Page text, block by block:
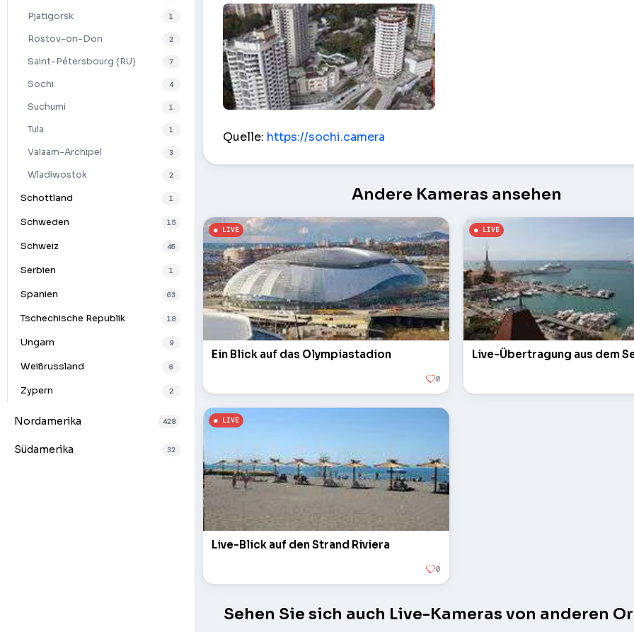
Pjatigorsk 1
Rostov-on-Don 2
Saint-Pétersbourg (RU) 7
Sochi 4
Suchumi 1
Tula 1
Valaam-Archipel 3
Wladiwostok 2
Schottland 1
Schweden 15
Schweiz 46
Serbien 1
Spanien 63
Tschechische Republik 18
Ungarn 9
Weißrussland 6
Zypern 2
Nordamerika 428
Südamerika 32
Quelle: https://sochi.camera
Andere Kameras ansehen
Ein Blick auf das Olympiastadion
0
Live-Übertragung aus dem
Live-Blick auf den Strand Riviera
0
Sehen Sie sich auch Live-Kameras von anderen